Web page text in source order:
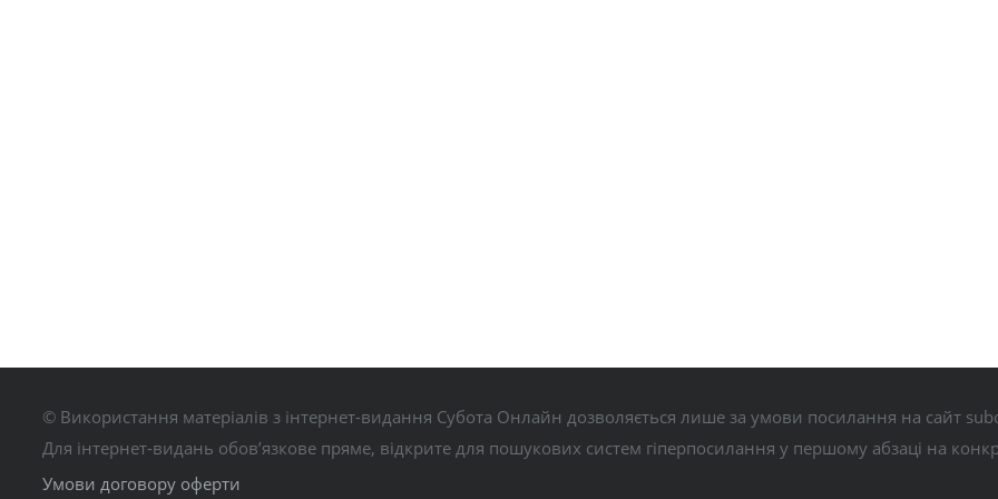
© Використання матеріалів з інтернет-видання Субота Онлайн дозволяється лише за умови посилання на сайт
Для інтернет-видань обов’язкове пряме, відкрите для пошукових систем гіперпосилання у першому абзаці на
Умови договору оферти